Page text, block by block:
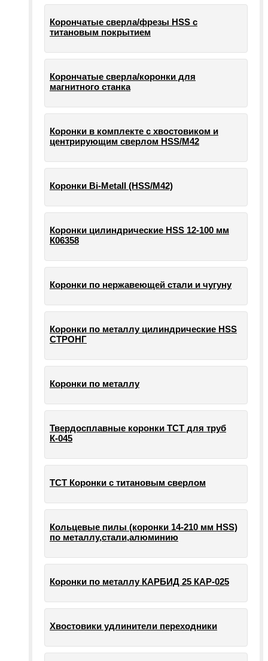
Корончатые сверла/фрезы HSS c
титановым покрытием
Корончатые сверла/коронки для
магнитного станка
Коронки в комплекте с хвостовиком и
центрирующим сверлом HSS/М42
Коронки Bi-Metall (HSS/М42)
Коронки цилиндрические HSS 12-100 мм
К06358
Коронки по нержавеющей стали и чугуну
Коронки по металлу цилиндрические HSS
СТРОНГ
Коронки по металлу
Твердосплавные коронки ТСТ для труб
К-045
ТСТ Коронки с титановым сверлом
Кольцевые пилы (коронки 14-210 мм HSS)
по металлу,стали,алюминию
Коронки по металлу КАРБИД 25 КАР-025
Хвостовики удлинители переходники